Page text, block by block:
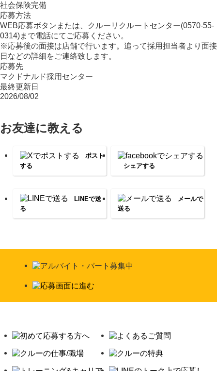
社会保険完備
応募方法
WEB応募ボタンまたは、クルーリクルートセンター(0570-55-
0314)まで電話にてご応募ください。
※応募後の面接は店舗で行います。追って採用担当者より面接
日などの詳細をご連絡致します。
応募先
マクドナルド採用センター
最終更新日
2026/08/02
お友達に教える
ポスト
する
シェアする
LINEで送
る
メールで
送る